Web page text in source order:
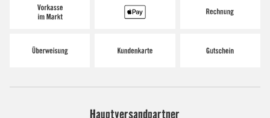
Hauptversandpartner